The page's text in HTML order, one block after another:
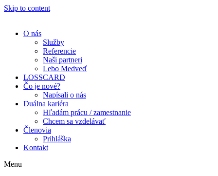
Skip to content
O nás
Služby
Referencie
Naši partneri
Lebo Medveď
LOSSCARD
Čo je nové?
Napísali o nás
Duálna kariéra
Hľadám prácu / zamestnanie
Chcem sa vzdelávať
Členovia
Prihláška
Kontakt
Menu